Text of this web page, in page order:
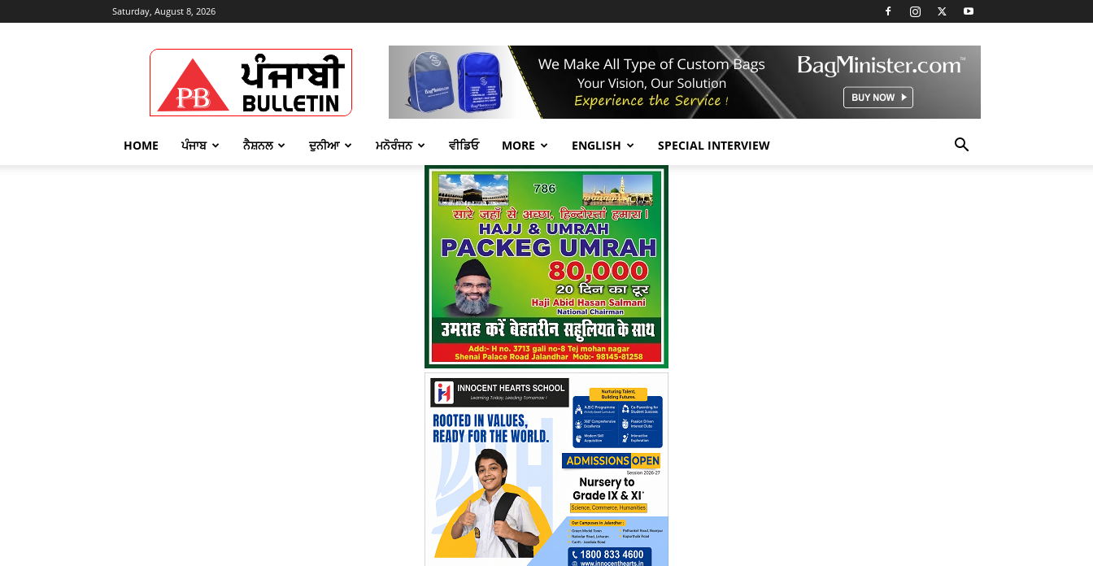
Saturday, August 8, 2026
Punjabi
Bulletin
HOME ਪੰਜਾਬ ਨੈਸ਼ਨਲ ਦੁਨੀਆ ਮਨੋਰੰਜਨ ਵੀਡਿਓ MORE ENGLISH SPECIAL INTERVIEW